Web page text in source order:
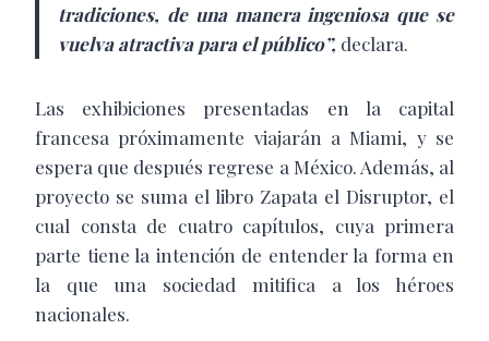
tradiciones, de una manera ingeniosa que se
vuelva atractiva para el público”, declara.
Las exhibiciones presentadas en la capital
francesa próximamente viajarán a Miami, y se
espera que después regrese a México. Además, al
proyecto se suma el libro Zapata el Disruptor, el
cual consta de cuatro capítulos, cuya primera
parte tiene la intención de entender la forma en
la que una sociedad mitifica a los héroes
nacionales.